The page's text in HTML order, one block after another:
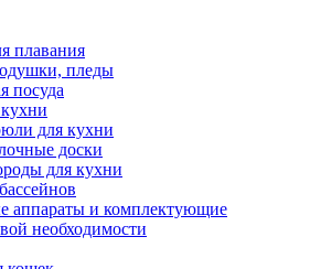
плавания
пледы
посуда
для кухни
доски
для кухни
аппараты и комплектующие
необходимости